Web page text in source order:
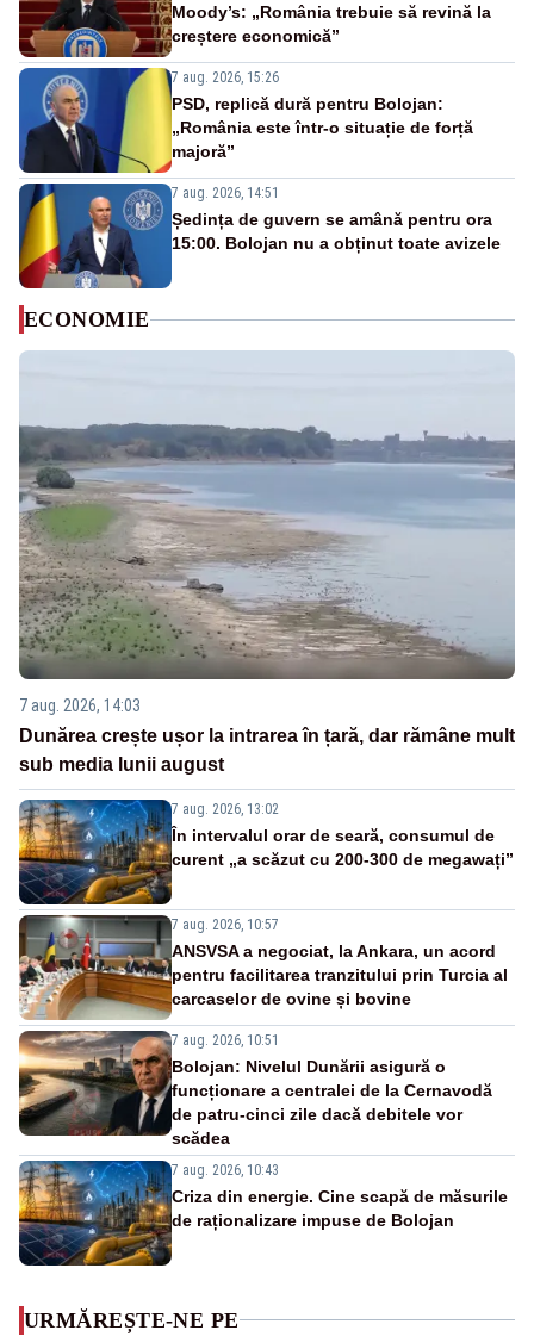
Moody’s: „România trebuie să revină la
creștere economică”
7 aug. 2026, 15:26
PSD, replică dură pentru Bolojan:
„România este într-o situație de forță
majoră”
7 aug. 2026, 14:51
Ședința de guvern se amână pentru ora
15:00. Bolojan nu a obținut toate avizele
ECONOMIE
7 aug. 2026, 14:03
Dunărea crește ușor la intrarea în țară, dar rămâne mult
sub media lunii august
7 aug. 2026, 13:02
În intervalul orar de seară, consumul de
curent „a scăzut cu 200-300 de megawați”
7 aug. 2026, 10:57
ANSVSA a negociat, la Ankara, un acord
pentru facilitarea tranzitului prin Turcia al
carcaselor de ovine și bovine
7 aug. 2026, 10:51
Bolojan: Nivelul Dunării asigură o
funcționare a centralei de la Cernavodă
de patru-cinci zile dacă debitele vor
scădea
7 aug. 2026, 10:43
Criza din energie. Cine scapă de măsurile
de raționalizare impuse de Bolojan
URMĂREȘTE-NE PE